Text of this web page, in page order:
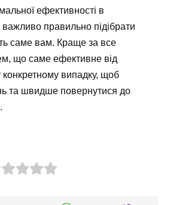
ефективності в
важливо правильно підібрати
саме вам. Краще за все
що саме ефективне від
конкретному випадку, щоб
та швидше повернутися до